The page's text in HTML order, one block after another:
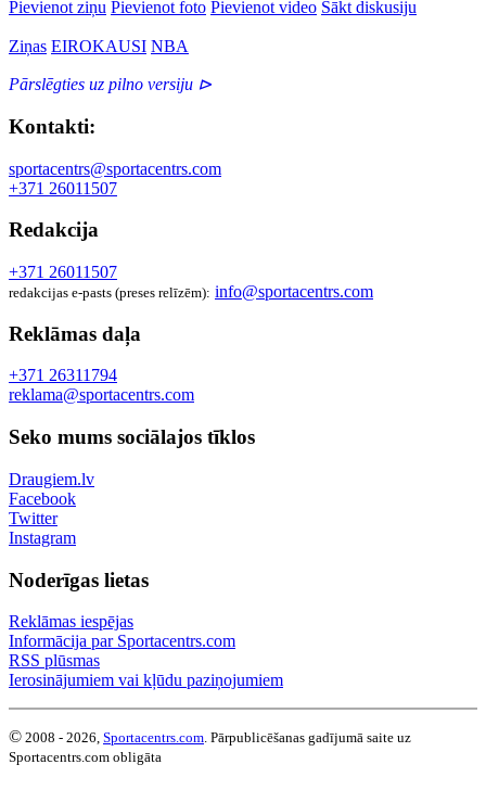
Pievienot ziņu Pievienot foto Pievienot video Sākt diskusiju
Ziņas EIROKAUSI NBA
Pārslēgties uz pilno versiju ⊳
Kontakti:
sportacentrs@sportacentrs.com
+371 26011507
Redakcija
+371 26011507
redakcijas e-pasts (preses relīzēm): info@sportacentrs.com
Reklāmas daļa
+371 26311794
reklama@sportacentrs.com
Seko mums sociālajos tīklos
Draugiem.lv
Facebook
Twitter
Instagram
Noderīgas lietas
Reklāmas iespējas
Informācija par Sportacentrs.com
RSS plūsmas
Ierosinājumiem vai kļūdu paziņojumiem
© 2008 - 2026, Sportacentrs.com. Pārpublicēšanas gadījumā saite uz
Sportacentrs.com obligāta